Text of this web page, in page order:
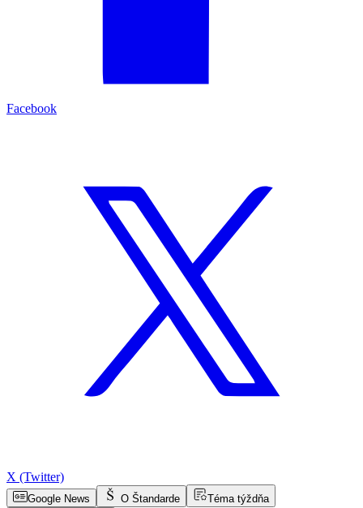
Facebook
X (Twitter)
Google News O Štandarde
Téma týždňa